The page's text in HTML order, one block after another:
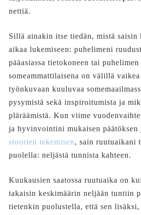
nettiä.
Sillä ainakin itse tiedän, mistä saisin
aikaa lukemiseen: puhelimeni
pääasiassa tietokoneen tai
someammattilaisena on välillä
työnkuvaan kuuluvaa
pysymistä sekä inspiroitumista ja
pläräämistä. Kun viime
ja hyvinvointini mukaisen päätöksen
stoorien tekemisen, sain ruutuaikani
puolella: neljästä tunnista kahteen.
Kuukausien saatossa ruutuaika on
takaisin keskimäärin neljään tuntiin
tietenkin puolustella, että sen lisäksi,